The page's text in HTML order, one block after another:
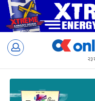
Skip
२३